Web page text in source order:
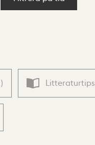
) Litteraturtips